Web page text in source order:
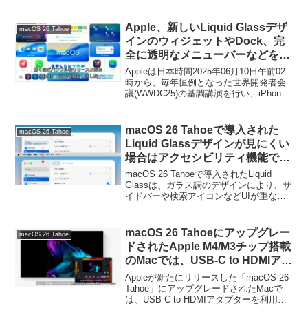
が修正。
バイスのサンプリングレートが一致せ
ず、オーディオキャプチャが失敗すると
いう重大なバグなどが修正されたそうで
す。
macOS 26 Tahoe
Apple、新しいLiquid Glassデザ
インのウィジェットやDock、完
全に透明なメニューバーなどを導
入した「macOS 26 Tahoe」を発
表。
Appleは日本時間2025年06月10日午前02
時から、毎年恒例となった世界開発者会
議(WWDC25)の基調講演を行い、iPhone
を発表しています、
macOS 26 Tahoe
macOS 26 Tahoeで導入された
Liquid Glassデザインが見にくい
場合はアクセシビリティ機能で
「透明度を下げる」と落ち着くか
もしれない。
macOS 26 Tahoeで導入されたLiquid
Glassは、ガラス調のデザインにより、サ
イドバーや検索アイコンなどUIが重なる
ありますが、その場合はアクセシビリテ
ィの「透明度を下げる」を使ってみてく
ださい。
macOS 26 Tahoe
macOS 26 Tahoeにアップグレー
ドされたApple M4/M3チップ搭載
のMacでは、USB-C to HDMIアダ
プターを利用しHDMI 2.1対応ディ
スプレイで4K60Hz以上の映像出
力が利用可能に。
Appleが新たにリリースした「macOS 26
Tahoe」にアップグレードされたMacで
は、USB-C to HDMIアダプターを利用し